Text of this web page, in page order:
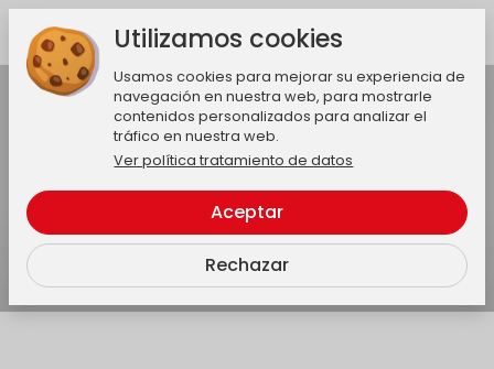
Activar audio
Utilizamos cookies
Usamos cookies para mejorar su experiencia de
navegación en nuestra web, para mostrarle
contenidos personalizados para analizar el
tráfico en nuestra web.
Ver política tratamiento de datos
Aceptar
Rechazar